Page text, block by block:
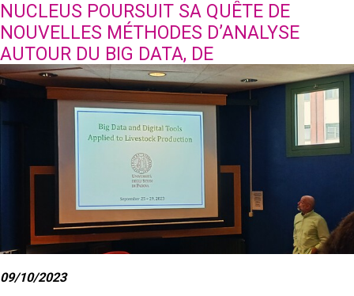
NUCLEUS POURSUIT SA QUÊTE DE
NOUVELLES MÉTHODES D’ANALYSE
AUTOUR DU BIG DATA, DE
L’INTELLIGENCE ARTIFICIELLE ET DE
L’ANALYSE D’IMAGES.
09/10/2023